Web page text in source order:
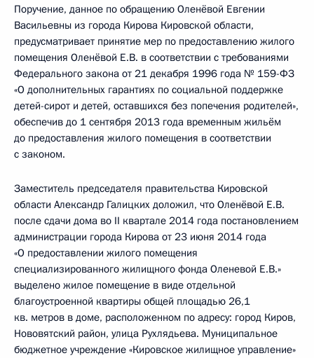
Поручение, данное по обращению Оленёвой Евгении
Васильевны из города Кирова Кировской области,
предусматривает принятие мер по предоставлению жилого
помещения Оленёвой Е.В. в соответствии с требованиями
Федерального закона от 21 декабря 1996 года № 159-ФЗ
«О дополнительных гарантиях по социальной поддержке
детей-сирот и детей, оставшихся без попечения родителей»,
обеспечив до 1 сентября 2013 года временным жильём
до предоставления жилого помещения в соответствии
с законом.
Заместитель председателя правительства Кировской
области Александр Галицких доложил, что Оленёвой Е.В.
после сдачи дома во II квартале 2014 года постановлением
администрации города Кирова от 23 июня 2014 года
«О предоставлении жилого помещения
специализированного жилищного фонда Оленевой Е.В.»
выделено жилое помещение в виде отдельной
благоустроенной квартиры общей площадью 26,1
кв. метров в доме, расположенном по адресу: город Киров,
Нововятский район, улица Рухлядьева. Муниципальное
бюджетное учреждение «Кировское жилищное управление»